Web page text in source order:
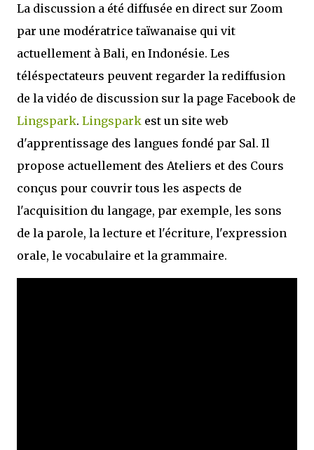
La discussion a été diffusée en direct sur Zoom
par une modératrice taïwanaise qui vit
actuellement à Bali, en Indonésie. Les
téléspectateurs peuvent regarder la rediffusion
de la vidéo de discussion sur la page Facebook de
Lingspark. Lingspark est un site web
d'apprentissage des langues fondé par Sal. Il
propose actuellement des Ateliers et des Cours
conçus pour couvrir tous les aspects de
l'acquisition du langage, par exemple, les sons
de la parole, la lecture et l'écriture, l'expression
orale, le vocabulaire et la grammaire.